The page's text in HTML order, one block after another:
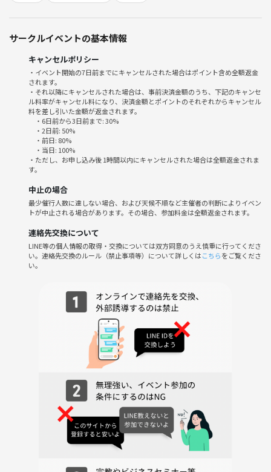
ださい。
参加毎に１ポイントがたまり５ポイント達成ごとに５００円割引1やリ
ピーター様限定のレビュー割引など、お得な制度があります。
参加チケット６００円です。
参加費以外に店舗のドリンク代が必要です。
会場に到着されましたらお電話ください。
もしくは店員さんに交流会に参加したいと声かけてください。
遅れられる場合は事前にご連絡ください。
途中退席OKです。
テーブルの上にトップ画像と同じクリアファイルを置いてるのが目印で
会の流れ
会場到着しましたら、受付します。
開催中席替えを２回予定してます。（約20分目安）
連絡先交換は任意でお願いします。
主催者含め参加人数が４人以下になりましたら、参加費は割引させてい
ただきます。万が一中止の場合は前日２１時までに連絡しますのでご確
領収書発行は受付時にお伝えください。
事務員で男性スタッフが一人います。
サークルイベントの基本情報
キャンセルポリシー
・イベント開始の7日前までにキャンセルされた場合はポイント含め全額返金
されます。
・それ以降にキャンセルされた場合は、事前決済金額のうち、下記のキャンセ
ル料率がキャンセル料になり、決済金額とポイントのそれぞれからキャンセル
料を差し引いた金額が返金されます。
・6日前から3日前まで: 30%
・2日前: 50%
・前日: 80%
・当日: 100%
・ただし、お申し込み後 1時間以内にキャンセルされた場合は全額返金されま
す。
中止の場合
最少催行人数に達しない場合、および天候不順など主催者の判断によりイベン
トが中止される場合があります。その場合、参加料金は全額返金されます。
連絡先交換について
LINE等の個人情報の取得・交換については双方同意のうえ慎重に行ってくださ
い。連絡先交換のルール（禁止事項等）について詳しくはこちらをご覧くださ
い。